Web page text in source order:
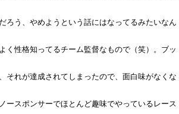
ろう、やめようという話にはなってるみたいなん
く性格知ってるチーム監督なもので（笑）。ブッ
それが達成されてしまったので、面白味がなくな
ースポンサーでほとんど趣味でやっているレース